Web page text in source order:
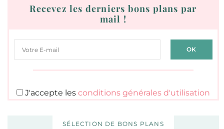
Recevez les derniers bons plans par
mail !
J'accepte les conditions générales d'utilisation
SÉLECTION DE BONS PLANS